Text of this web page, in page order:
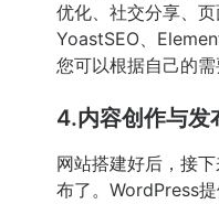
优化、社交分享、
YoastSEO、
您可以根据自己的需
4.内容创作与发
网站搭建好后，接
布了。WordPress